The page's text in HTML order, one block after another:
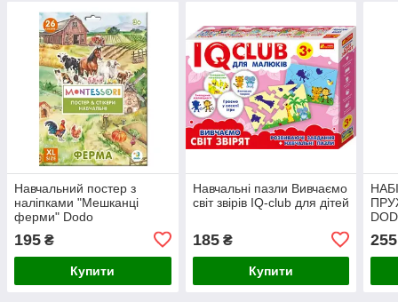
Навчальний постер з
наліпками "Мешканці
ферми" Dodo
195 ₴
Купити
Навчальні пазли Вивчаємо
світ звірів IQ-club для дітей
185₴
Купити
255